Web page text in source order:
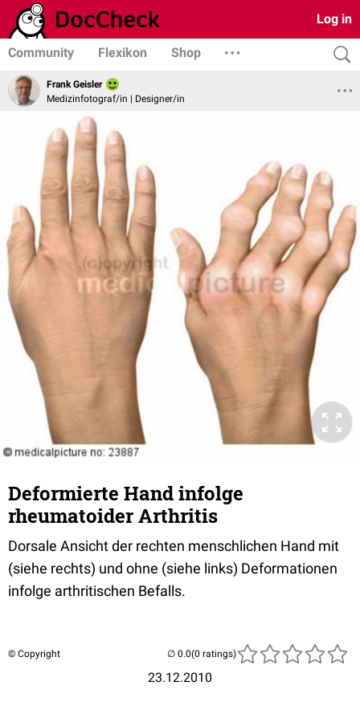
Log in
Community Flexikon Shop
Frank Geisler
Medizinfotograf/in | Designer/in
Deformierte Hand infolge
rheumatoider Arthritis
Dorsale Ansicht der rechten menschlichen Hand mit
(siehe rechts) und ohne (siehe links) Deformationen
infolge arthritischen Befalls.
© Copyright
23.12.2010
(0 ratings)